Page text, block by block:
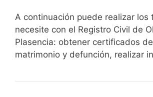
A continuación puede realizar los
necesite con el Registro Civil de
Plasencia: obtener certificados
matrimonio y defunción, realizar